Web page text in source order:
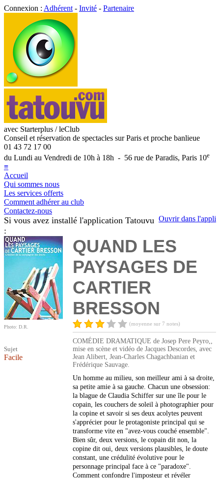
Connexion : Adhérent - Invité - Partenaire
avec Starterplus / leClub
Conseil et réservation de spectacles sur Paris et proche banlieue
01 43 72 17 00
du Lundi au Vendredi de 10h à 18h - 56 rue de Paradis, Paris 10e
≡
Accueil
Qui sommes nous
Les services offerts
Comment adhérer au club
Contactez-nous
Ouvrir dans l'appli
Si vous avez installé l'application Tatouvu
:
Photo: D.R.
Sujet
Facile
QUAND LES
PAYSAGES DE
CARTIER
BRESSON
(moyenne sur 7 notes)
COMÉDIE DRAMATIQUE de Josep Pere Peyro,,
mise en scène et vidéo de Jacques Descordes, avec
Jean Alibert, Jean-Charles Chagachbanian et
Frédérique Sauvage.
Un homme au milieu, son meilleur ami à sa droite,
sa petite amie à sa gauche. Chacun une obsession:
la blague de Claudia Schiffer sur une île pour le
copain, les couchers de soleil à photographier pour
la copine et savoir si ses deux acolytes peuvent
s'apprécier pour le protagoniste principal qui se
transforme vite en "avez-vous couché ensemble".
Bien sûr, deux versions, le copain dit non, la
copine dit oui, deux versions plausibles, le doute
constant, une crédulité évolutive pour le
personnage principal face à ce "paradoxe".
Comment confondre l'imposteur et révéler